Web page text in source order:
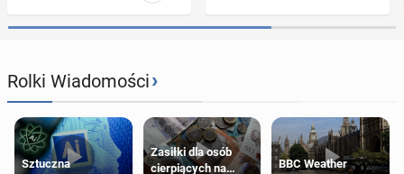
Rolki Wiadomości›
Sztuczna
Zasiłki dla osób
cierpiących na
BBC Weather